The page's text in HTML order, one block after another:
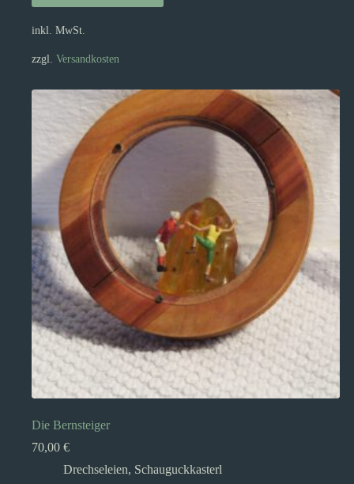
inkl. MwSt.
zzgl. Versandkosten
Die Bernsteiger
70,00 €
Drechseleien, Schauguckkasterl